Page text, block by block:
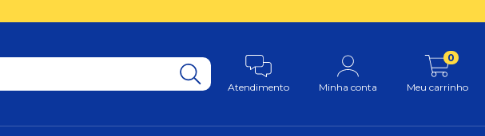
Atendimento Minha conta Meu carrinho
0